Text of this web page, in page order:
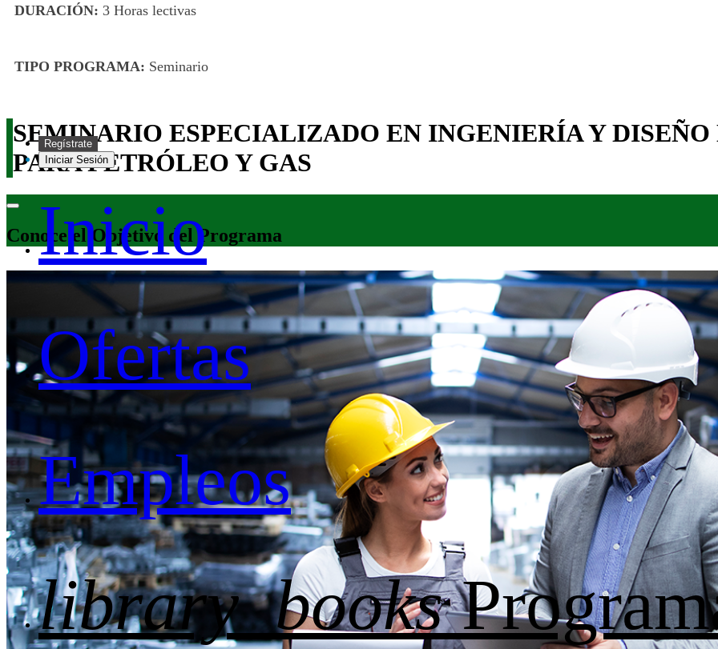
Regístrate
Iniciar Sesión
Inicio
Ofertas
Empleos
library_books
DURACIÓN: 3 Horas lectivas
TIPO PROGRAMA: Seminario
SEMINARIO ESPECIALIZADO EN INGENIERÍA Y DISEÑO
PARA PETRÓLEO Y GAS
Conoce el Objetivo del Programa